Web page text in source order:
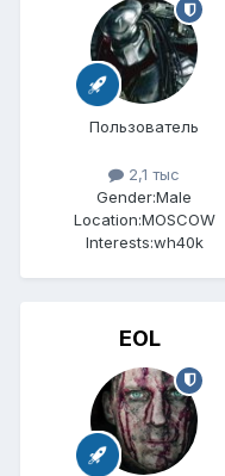
Пользователь
2,1 тыс
Gender:Male
Location:MOSCOW
Interests:wh40k
EOL